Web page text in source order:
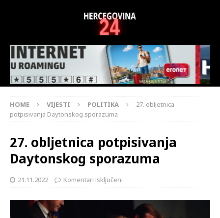
HOME VIJESTI POLITIKA
27. obljetnica
potpisivanja Daytonskog sporazuma
27. obljetnica potpisivanja
Daytonskog sporazuma
21.11.2022 Komentari isključeni